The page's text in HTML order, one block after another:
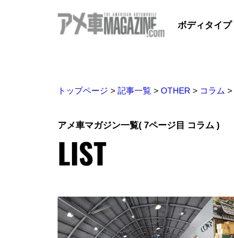
ボディタイプ
トップページ > 記事一覧 > OTHER > コラム >
アメ車マガジン一覧( 7ページ目 コラム )
LIST